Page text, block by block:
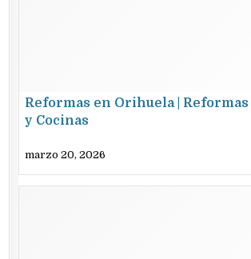
Reformas en Orihuela |
y Cocinas
marzo 20, 2026